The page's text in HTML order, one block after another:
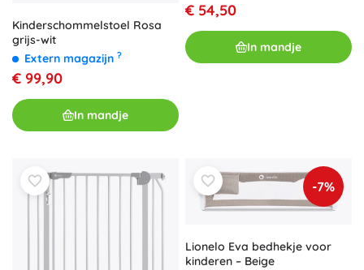
Kinderschommelstoel Rosa
grijs-wit
Extern magazijn ?
€ 99,90
In mandje
€ 54,50
In mandje
-7%
Lionelo Eva bedhekje voor
kinderen – Beige